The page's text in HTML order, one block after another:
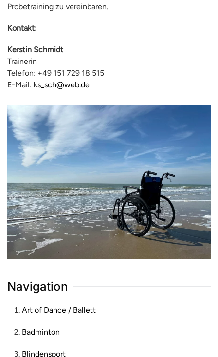
Probetraining zu vereinbaren.
Kontakt:
Kerstin Schmidt
Trainerin
Telefon: +49 151 729 18 515
E-Mail: ks_sch@web.de
Navigation
Art of Dance / Ballett
Badminton
Blindensport